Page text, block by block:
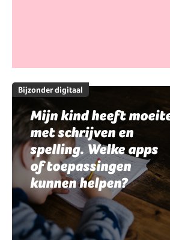
Bijzonder digitaal
Mijn kind heeft
met schrijven en
spelling. Welke apps
of toepassingen
kunnen helpen?